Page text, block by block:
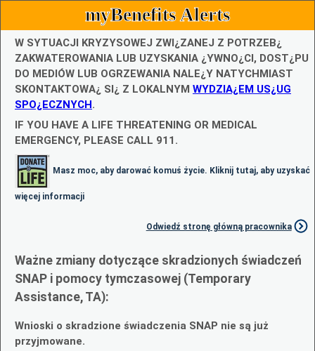
myBenefits Alerts
W SYTUACJI KRYZYSOWEJ ZWI¿ZANEJ Z POTRZEB¿
ZAKWATEROWANIA LUB UZYSKANIA ¿YWNO¿CI, DOST¿PU
DO MEDIÓW LUB OGRZEWANIA NALE¿Y NATYCHMIAST
SKONTAKTOWA¿ SI¿ Z LOKALNYM WYDZIA¿EM US¿UG
SPO¿ECZNYCH.
IF YOU HAVE A LIFE THREATENING OR MEDICAL
EMERGENCY, PLEASE CALL 911.
Masz moc, aby darować komuś życie. Kliknij tutaj, aby uzyskać
więcej informacji
Odwiedź stronę główną pracownika
Ważne zmiany dotyczące skradzionych świadczeń
SNAP i pomocy tymczasowej (Temporary
Assistance, TA):
Wnioski o skradzione świadczenia SNAP nie są już
przyjmowane.